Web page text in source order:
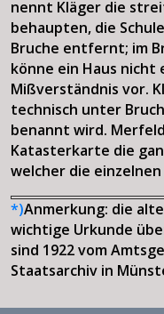
nennt Kläger die
behaupten, die
Bruche entfernt; im
könne ein Haus nicht
Mißverständnis vor.
technisch unter
benannt wird.
Katasterkarte die
welcher die
*)Anmerkung: die
wichtige Urkunde
sind 1922 vom
Staatsarchiv in